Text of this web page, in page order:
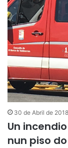
30 de Abril de 2018
Un
nun piso